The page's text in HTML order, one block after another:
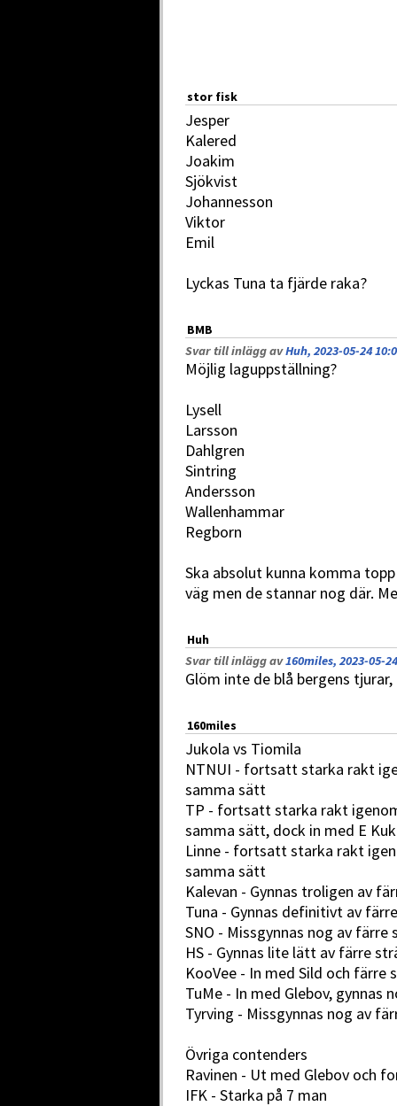
stor fisk
Jesper
Kalered
Joakim
Sjökvist
Johannesson
Viktor
Emil
Lyckas Tuna ta fjärde raka?
BMB
Svar till inlägg avHuh, 2023-05-24
Möjlig laguppställning?
Lysell
Larsson
Dahlgren
Sintring
Andersson
Wallenhammar
Regborn
Ska absolut kunna komma
väg men de stannar nog där.
Huh
Svar till inlägg av160miles, 2023-05-
Glöm inte de blå bergens tjurar,
160miles
Jukola vs Tiomila
NTNUI - fortsatt starka rakt
samma sätt
TP - fortsatt starka rakt
samma sätt, dock in med E
Linne - fortsatt starka rakt
samma sätt
Kalevan - Gynnas troligen av
Tuna - Gynnas definitivt av
SNO - Missgynnas nog av färre
HS - Gynnas lite lätt av färre
KooVee - In med Sild och
TuMe - In med Glebov, gynnas
Tyrving - Missgynnas nog av
Övriga contenders
Ravinen - Ut med Glebov och
IFK - Starka på 7 man